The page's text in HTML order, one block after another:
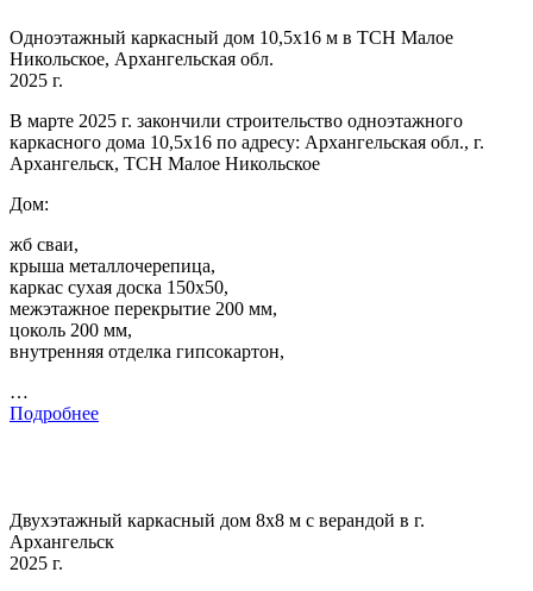
Одноэтажный каркасный дом 10,5х16 м в ТСН Малое
Никольское, Архангельская обл.
2025 г.
В марте 2025 г. закончили строительство одноэтажного
каркасного дома 10,5х16 по адресу: Архангельская обл., г.
Архангельск, ТСН Малое Никольское
Дом:
жб сваи,
крыша металлочерепица,
каркас сухая доска 150х50,
межэтажное перекрытие 200 мм,
цоколь 200 мм,
внутренняя отделка гипсокартон,
…
Подробнее
Двухэтажный каркасный дом 8х8 м с верандой в г.
Архангельск
2025 г.